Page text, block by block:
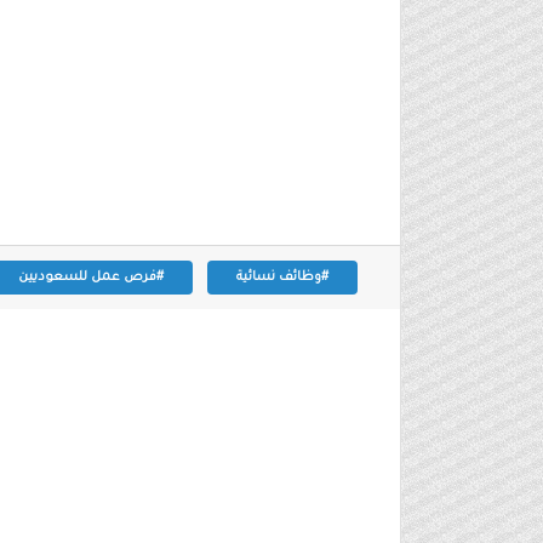
#وظائف نسائية #فرص عمل للسعوديين